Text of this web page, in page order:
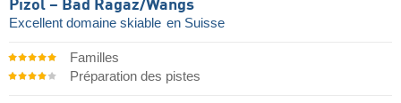
Pizol – Bad Ragaz/​Wangs
Excellent domaine skiable en Suisse
Familles
Préparation des pistes